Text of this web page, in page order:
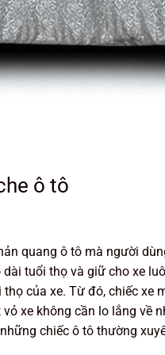
ô tô
quang ô tô mà người
tuổi thọ và giữ cho xe
của xe. Từ đó, chiếc xe
xe không cần lo lắng về
chiếc ô tô thường